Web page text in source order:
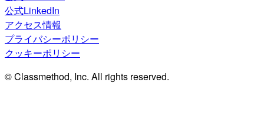
公式LinkedIn
アクセス情報
プライバシーポリシー
クッキーポリシー
© Classmethod, Inc. All rights reserved.